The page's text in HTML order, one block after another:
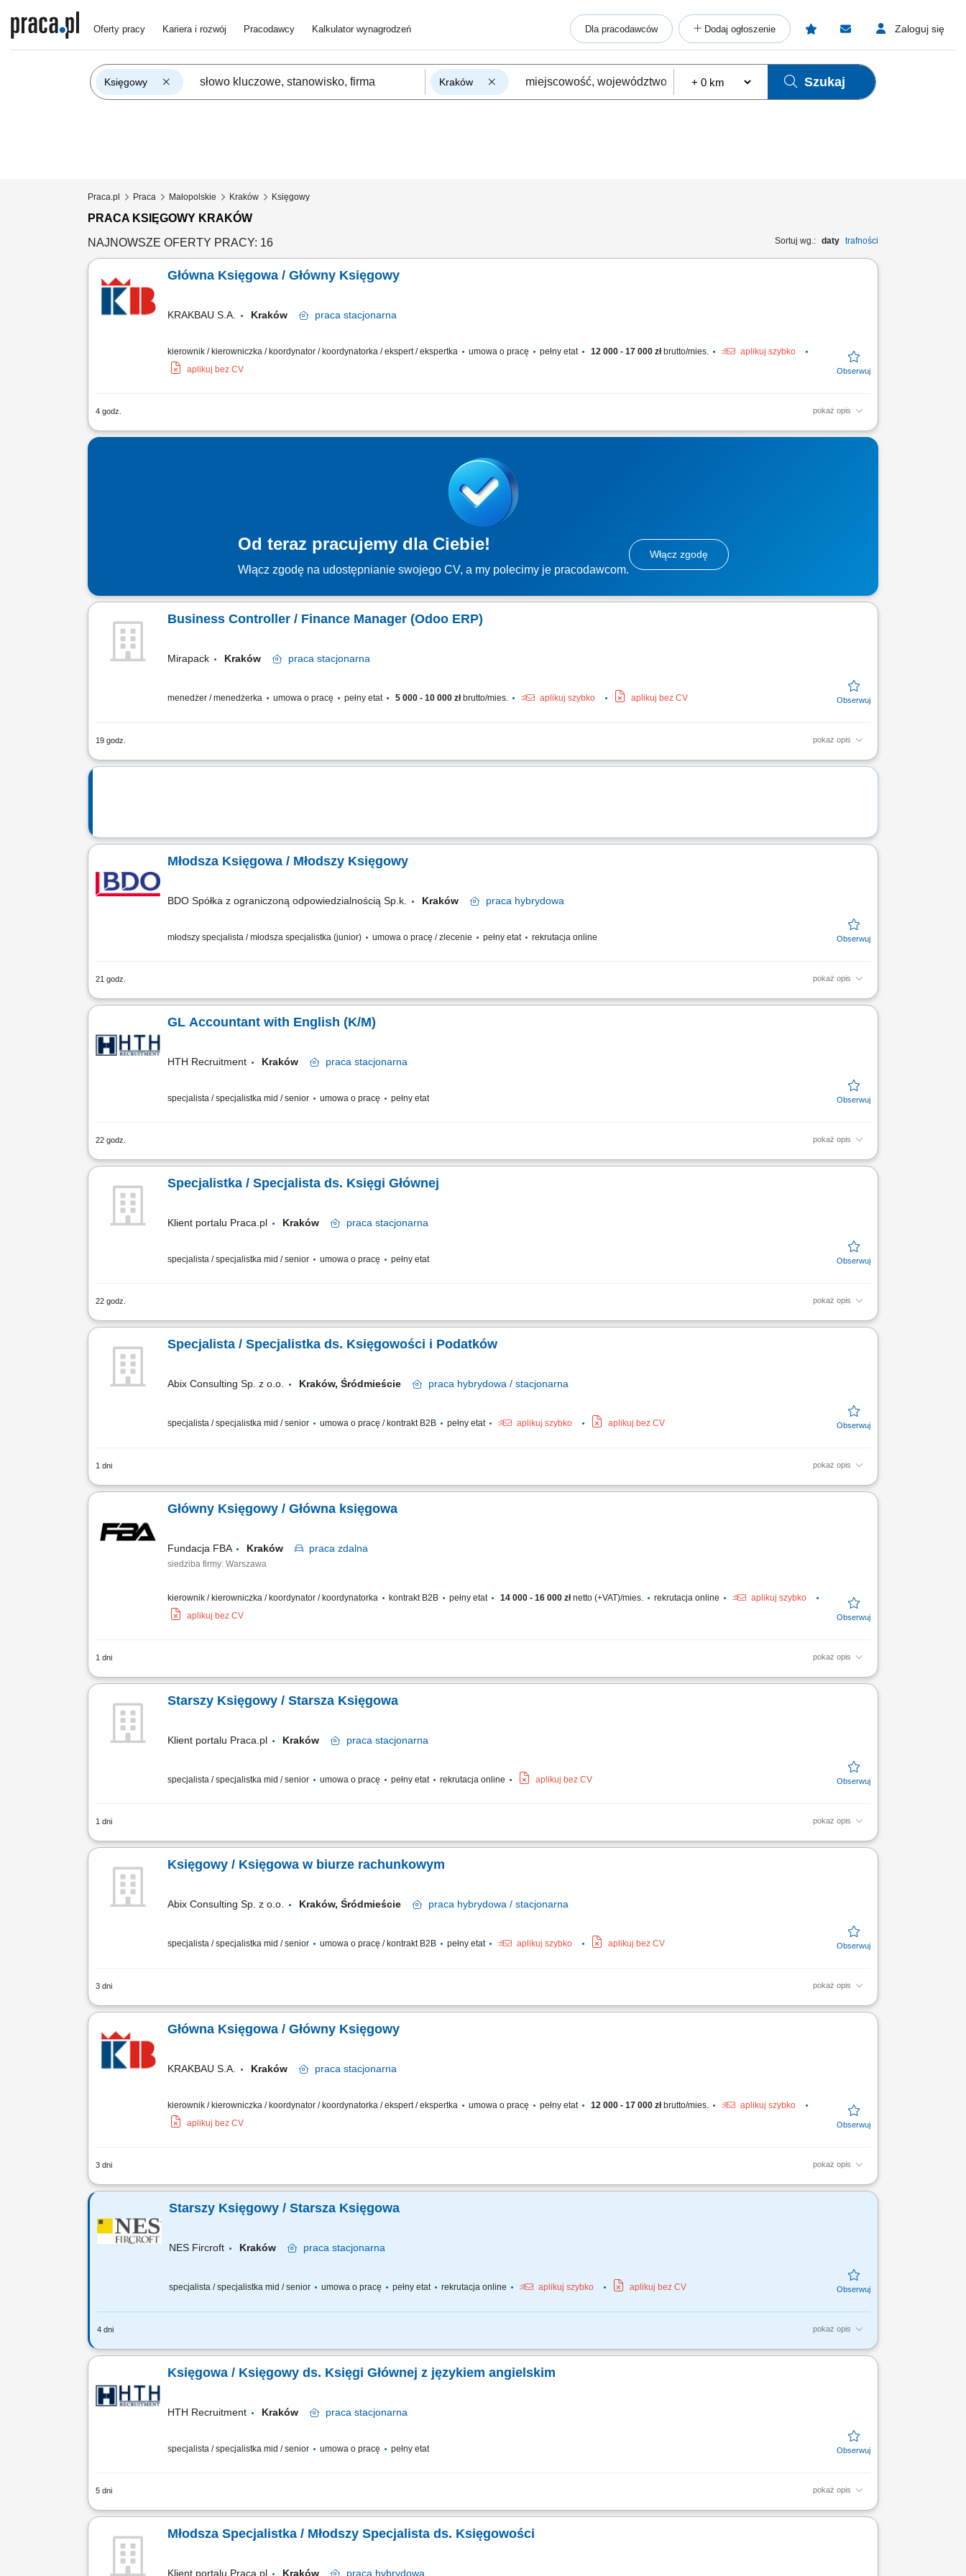
Oferty pracy Kariera i rozwój Pracodawcy Kalkulator wynagrodzeń Dla pracodawców Dodaj ogłoszenie Zaloguj się
Księgowy Kraków Szukaj
Praca.pl Praca Małopolskie Kraków Księgowy
PRACA KSIĘGOWY KRAKÓW
Sortuj wg.: daty trafności
NAJNOWSZE OFERTY PRACY: 16
Główna Księgowa / Główny Księgowy
KRAKBAU S.A. Kraków praca stacjonarna
kierownik / kierowniczka / koordynator / koordynatorka / ekspert / ekspertka umowa o pracę pełny etat 12 000 - 17 000 złbrutto/mies.
aplikuj szybko
aplikuj bez CV
4 godz. pokaż opis
Opis stanowiska kompleksowa obsługa podatkowo-księgowa; samodzielne zamykanie miesięcy pod względem podatkowym i rachunkowym; samodzielne obliczanie
Od teraz pracujemy dla Ciebie!
Włącz zgodę na udostępnianie swojego CV, a my polecimy je pracodawcom.
Włącz zgodę
Business Controller / Finance Manager (Odoo ERP)
Mirapack Kraków praca stacjonarna
menedżer / menedżerka umowa o pracę pełny etat 5 000 - 10 000 złbrutto/mies. aplikuj szybko aplikuj bez CV
19 godz. pokaż opis
Prowadzenie rachunkowości zarządczej;Analiza rentowności produktów, klientów, kanałów sprzedaży oraz projektów;Kalkulacja i analiza kosztów produkcji;Kontrola
Młodsza Księgowa / Młodszy Księgowy
BDO Spółka z ograniczoną odpowiedzialnością Sp.k. Kraków praca hybrydowa
młodszy specjalista / młodsza specjalistka (junior) umowa o pracę / zlecenie pełny etat rekrutacja online
21 godz. pokaż opis
Chcesz pracować w miejscu, gdzie liczą się ludzie, wspólna energia i satysfakcja z dobrze wykonanej pracy? Jeśli jesteś osobą, która lubi pracować zespołowo, ceni
GL Accountant with English (K/M)
HTH Recruitment Kraków praca stacjonarna
specjalista / specjalistka mid / senior umowa o pracę pełny etat
22 godz. pokaż opis
Roles & Responsibilities: Maintenance of accounts in accordance with IFRS, group accounting policies and local gap in cooperation with local Finance Business
Specjalistka / Specjalista ds. Księgi Głównej
Klient portalu Praca.pl Kraków praca stacjonarna
specjalista / specjalistka mid / senior umowa o pracę pełny etat
22 godz. pokaż opis
Prowadzenie i uzgadnianie kont księgi głównej zgodnie z obowiązującymi standardami rachunkowości oraz procedurami organizacji. Analiza danych finansowych i
Specjalista / Specjalistka ds. Księgowości i Podatków
Abix Consulting Sp. z o.o. Kraków, Śródmieście praca hybrydowa / stacjonarna
specjalista / specjalistka mid / senior umowa o pracę / kontrakt B2B pełny etat aplikuj szybko aplikuj bez CV
1 dni pokaż opis
prowadzenie pełnej księgowości oraz podatkowych form ewidencji dla obsługiwanych klientów, księgowanie dokumentów finansowych i wyciągów bankowych,
Główny Księgowy / Główna księgowa
Fundacja FBA Kraków praca zdalna
siedziba firmy: Warszawa
kierownik / kierowniczka / koordynator / koordynatorka kontrakt B2B pełny etat 14 000 - 16 000 złnetto (+VAT)/mies. rekrutacja online
aplikuj szybko
aplikuj bez CV
1 dni pokaż opis
samodzielne prowadzenie pełnej księgowości spółek, sporządzanie sprawozdań finansowych oraz raportów dla Zarządu, przygotowywanie i składanie deklaracji CIT,
Starszy Księgowy / Starsza Księgowa
Klient portalu Praca.pl Kraków praca stacjonarna
specjalista / specjalistka mid / senior umowa o pracę pełny etat rekrutacja online aplikuj bez CV
1 dni pokaż opis
Koordynowanie zewnętrznych usług księgowych oraz kontrola merytoryczna zapisów na kontach. Sporządzanie sprawozdań finansowych, bilansów oraz deklaracji
Księgowy / Księgowa w biurze rachunkowym
Abix Consulting Sp. z o.o. Kraków, Śródmieście praca hybrydowa / stacjonarna
specjalista / specjalistka mid / senior umowa o pracę / kontrakt B2B pełny etat aplikuj szybko aplikuj bez CV
3 dni pokaż opis
Prowadzenie ksiąg rachunkowych;Prowadzenie ksiąg podatkowych, ryczałtu;Ewidencjonowanie faktur oraz innych dokumentów na potrzeby rozliczeń podatkowych i
Główna Księgowa / Główny Księgowy
KRAKBAU S.A. Kraków praca stacjonarna
kierownik / kierowniczka / koordynator / koordynatorka / ekspert / ekspertka umowa o pracę pełny etat 12 000 - 17 000 złbrutto/mies.
aplikuj szybko
aplikuj bez CV
3 dni pokaż opis
Obowiązki: Kompleksowa obsługa podatkowo-księgowa i nadzór nad pracą działu księgowości; Samodzielne prowadzenie ksiąg rachunkowych zgodnie z ustawą o
Starszy Księgowy / Starsza Księgowa
NES Fircroft Kraków praca stacjonarna
specjalista / specjalistka mid / senior umowa o pracę pełny etat rekrutacja online aplikuj szybko aplikuj bez CV
4 dni pokaż opis
Opis stanowiska: Koordynacja zewnętrznej współpracy z zewnętrznym biurem rachunkowym; Weryfikacja poprawności prowadzenia ksiąg rachunkowych, weryfikacja
Księgowa / Księgowy ds. Księgi Głównej z językiem angielskim
HTH Recruitment Kraków praca stacjonarna
specjalista / specjalistka mid / senior umowa o pracę pełny etat
5 dni pokaż opis
Zakres obowiązków: prowadzenie i uzgadnianie ksiąg rachunkowych zgodnie ze standardami IFRS, polityką rachunkowości grupy oraz lokalnymi przepisami; analiza
Młodsza Specjalistka / Młodszy Specjalista ds. Księgowości
Klient portalu Praca.pl Kraków praca hybrydowa